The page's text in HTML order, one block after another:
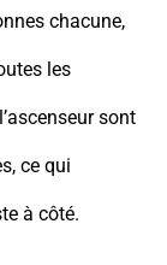
chacune,
les
sont
ce qui
à côté.